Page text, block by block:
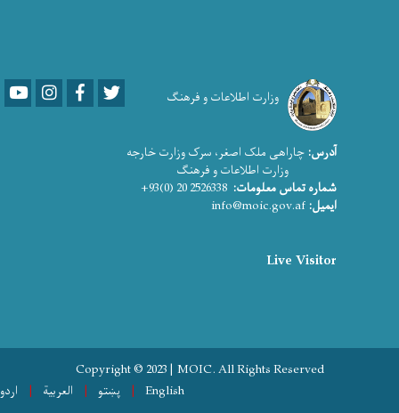
وزارت اطلاعات و فرهنگ YoutubeLinkedInFacebook
آدرس: چاراهی ملک اصغر، سرک وزارت خارجه
وزارت اطلاعات و فرهنگ
شماره تماس معلومات:
ایمیل:
Live Visitor
Copyright © 2023 | MOIC. All Rights Reserved
English
پښتو العربية اردو